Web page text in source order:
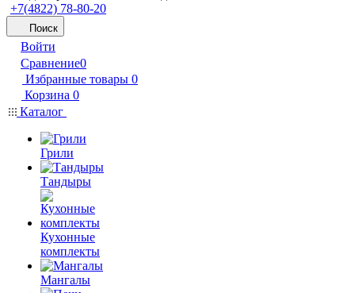
+7(4822) 78-80-20
Поиск
Войти
Сравнение0
Избранные товары 0
Корзина 0
Каталог
Грили
Тандыры
Кухонные
комплекты
Мангалы